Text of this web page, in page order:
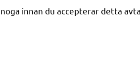
innan du accepterar detta